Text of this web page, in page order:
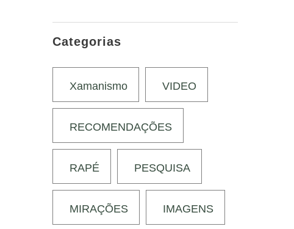
Categorias
Xamanismo VIDEO
RECOMENDAÇÕES
RAPÉ PESQUISA
MIRAÇÕES IMAGENS